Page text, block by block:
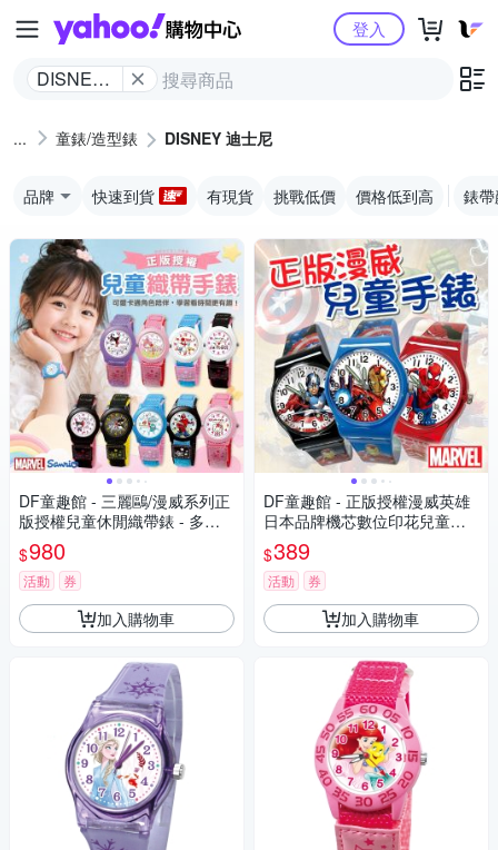
Yahoo購物中心
DISNEY
登入
童錶/造型錶 DISNEY 迪士尼
品牌 快速到貨 有現貨 挑戰低價 價格低到高 錶
DF童趣館 - 三麗鷗/漫威系列正
版授權兒童休閒織帶錶 - 多款
可選
$980
活動 券
加入購物車
DF童趣館 - 正版授權漫威英雄
日本品牌機芯數位印花兒童手
錶
$389
活動 券
加入購物車